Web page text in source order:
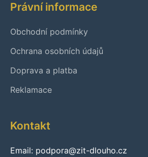
Právní informace
Obchodní podmínky
Ochrana osobních údajů
Doprava a platba
Reklamace
Kontakt
Email: podpora@zit-dlouho.cz